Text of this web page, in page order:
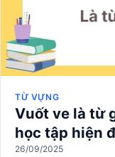
TỪ VỰNG
Vuốt ve là từ
học tập hiện
26/09/2025